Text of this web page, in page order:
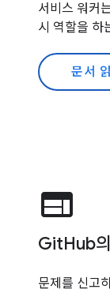
서비스 워커
시 역할을 하
문서
web
GitHub
문제를 신고